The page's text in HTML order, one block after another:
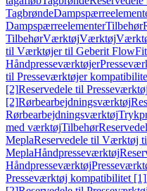
Tagbrønde
DampspærreelementerTilbehør
TilbehørVærktøjVærktøj
til Værktøjer til Geberit FlowFit
Håndpresseværktøjer
til Presseværktøjer
[2]Reservedele til
[2]Rørbearbejdningsværktøj
Rørbearbejdningsværktøj
med værktøjTilbehør
MeplaReservedele til Værktøj
MeplaHåndpresseværktøj
Håndpresseværktøj
Presseværktøj kompatibilitet [1]